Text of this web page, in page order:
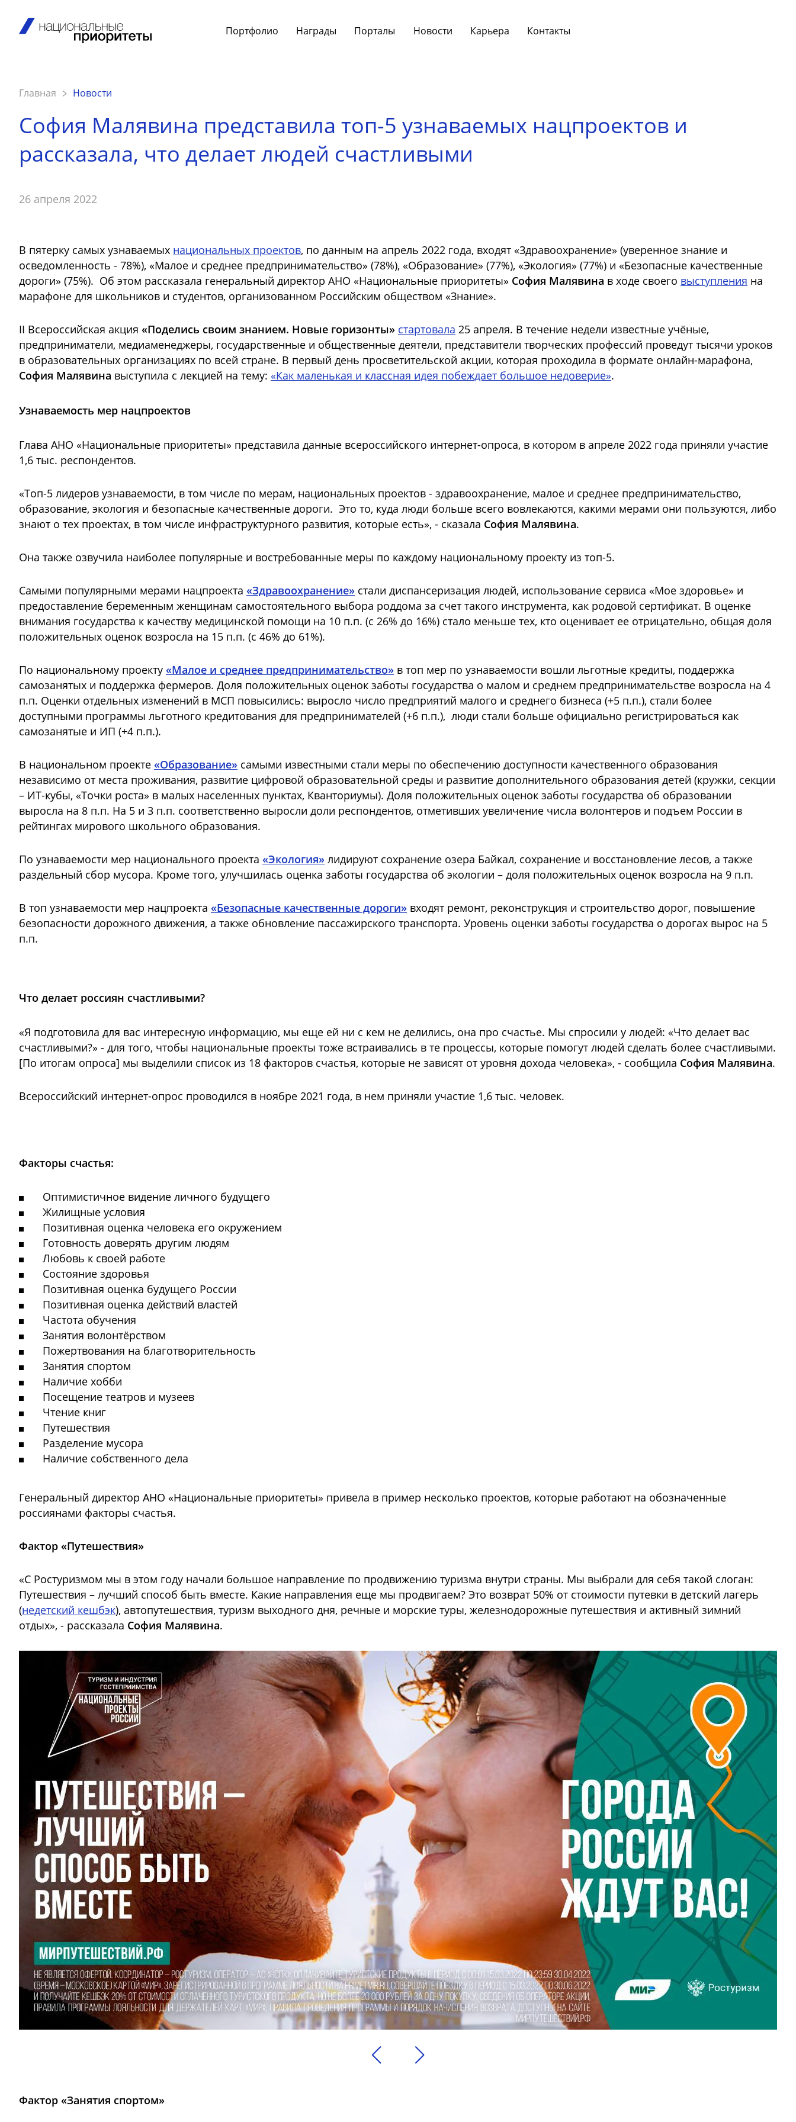
Портфолио Награды Порталы Новости Карьера Контакты
Главная Новости
София Малявина представила топ-5 узнаваемых нацпроектов и
рассказала, что делает людей счастливыми
26 апреля 2022
В пятерку самых узнаваемых национальных проектов, по данным на апрель 2022 года, входят «Здравоохранение» (уверенное знание и
осведомленность - 78%), «Малое и среднее предпринимательство» (78%), «Образование» (77%), «Экология» (77%) и «Безопасные качественные
дороги» (75%). Об этом рассказала генеральный директор АНО «Национальные приоритеты» София Малявина в ходе своего выступления на
марафоне для школьников и студентов, организованном Российским обществом «Знание».
II Всероссийская акция «Поделись своим знанием. Новые горизонты» стартовала 25 апреля. В течение недели известные учёные,
предприниматели, медиаменеджеры, государственные и общественные деятели, представители творческих профессий проведут тысячи уроков
в образовательных организациях по всей стране. В первый день просветительской акции, которая проходила в формате онлайн-марафона,
София Малявина выступила с лекцией на тему: «Как маленькая и классная идея побеждает большое недоверие».
Узнаваемость мер нацпроектов
Глава АНО «Национальные приоритеты» представила данные всероссийского интернет-опроса, в котором в апреле 2022 года приняли участие
1,6 тыс. респондентов.
«Топ-5 лидеров узнаваемости, в том числе по мерам, национальных проектов - здравоохранение, малое и среднее предпринимательство,
образование, экология и безопасные качественные дороги. Это то, куда люди больше всего вовлекаются, какими мерами они пользуются, либо
знают о тех проектах, в том числе инфраструктурного развития, которые есть», - сказала София Малявина.
Она также озвучила наиболее популярные и востребованные меры по каждому национальному проекту из топ-5.
Самыми популярными мерами нацпроекта «Здравоохранение» стали диспансеризация людей, использование сервиса «Мое здоровье» и
предоставление беременным женщинам самостоятельного выбора роддома за счет такого инструмента, как родовой сертификат. В оценке
внимания государства к качеству медицинской помощи на 10 п.п. (с 26% до 16%) стало меньше тех, кто оценивает ее отрицательно, общая доля
положительных оценок возросла на 15 п.п. (с 46% до 61%).
По национальному проекту «Малое и среднее предпринимательство» в топ мер по узнаваемости вошли льготные кредиты, поддержка
самозанятых и поддержка фермеров. Доля положительных оценок заботы государства о малом и среднем предпринимательстве возросла на 4
п.п. Оценки отдельных изменений в МСП повысились: выросло число предприятий малого и среднего бизнеса (+5 п.п.), стали более
доступными программы льготного кредитования для предпринимателей (+6 п.п.), люди стали больше официально регистрироваться как
самозанятые и ИП (+4 п.п.).
В национальном проекте «Образование» самыми известными стали меры по обеспечению доступности качественного образования
независимо от места проживания, развитие цифровой образовательной среды и развитие дополнительного образования детей (кружки, секции
– ИТ-кубы, «Точки роста» в малых населенных пунктах, Кванториумы). Доля положительных оценок заботы государства об образовании
выросла на 8 п.п. На 5 и 3 п.п. соответственно выросли доли респондентов, отметивших увеличение числа волонтеров и подъем России в
рейтингах мирового школьного образования.
По узнаваемости мер национального проекта «Экология» лидируют сохранение озера Байкал, сохранение и восстановление лесов, а также
раздельный сбор мусора. Кроме того, улучшилась оценка заботы государства об экологии – доля положительных оценок возросла на 9 п.п.
В топ узнаваемости мер нацпроекта «Безопасные качественные дороги» входят ремонт, реконструкция и строительство дорог, повышение
безопасности дорожного движения, а также обновление пассажирского транспорта. Уровень оценки заботы государства о дорогах вырос на 5
п.п.
Что делает россиян счастливыми?
«Я подготовила для вас интересную информацию, мы еще ей ни с кем не делились, она про счастье. Мы спросили у людей: «Что делает вас
счастливыми?» - для того, чтобы национальные проекты тоже встраивались в те процессы, которые помогут людей сделать более счастливыми.
[По итогам опроса] мы выделили список из 18 факторов счастья, которые не зависят от уровня дохода человека», - сообщила София Малявина.
Всероссийский интернет-опрос проводился в ноябре 2021 года, в нем приняли участие 1,6 тыс. человек.
Факторы счастья:
Оптимистичное видение личного будущего
Жилищные условия
Позитивная оценка человека его окружением
Готовность доверять другим людям
Любовь к своей работе
Состояние здоровья
Позитивная оценка будущего России
Позитивная оценка действий властей
Частота обучения
Занятия волонтёрством
Пожертвования на благотворительность
Занятия спортом
Наличие хобби
Посещение театров и музеев
Чтение книг
Путешествия
Разделение мусора
Наличие собственного дела
Генеральный директор АНО «Национальные приоритеты» привела в пример несколько проектов, которые работают на обозначенные
россиянами факторы счастья.
Фактор «Путешествия»
«С Ростуризмом мы в этом году начали большое направление по продвижению туризма внутри страны. Мы выбрали для себя такой слоган:
Путешествия – лучший способ быть вместе. Какие направления еще мы продвигаем? Это возврат 50% от стоимости путевки в детский лагерь
(недетский кешбэк), автопутешествия, туризм выходного дня, речные и морские туры, железнодорожные путешествия и активный зимний
отдых», - рассказала София Малявина.
Фактор «Занятия спортом»